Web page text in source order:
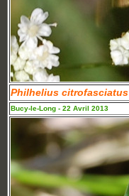
Philhelius citrofasciatus
Bucy-le-Long - 22 Avril 2013